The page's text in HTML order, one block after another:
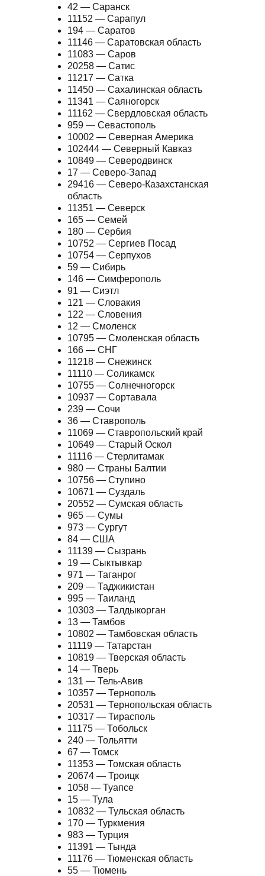
42 — Саранск
11152 — Сарапул
194 — Саратов
11146 — Саратовская область
11083 — Саров
20258 — Сатис
11217 — Сатка
11450 — Сахалинская область
11341 — Саяногорск
11162 — Свердловская область
959 — Севастополь
10002 — Северная Америка
102444 — Северный Кавказ
10849 — Северодвинск
17 — Северо-Запад
29416 — Северо-Казахстанская
область
11351 — Северск
165 — Семей
180 — Сербия
10752 — Сергиев Посад
10754 — Серпухов
59 — Сибирь
146 — Симферополь
91 — Сиэтл
121 — Словакия
122 — Словения
12 — Смоленск
10795 — Смоленская область
166 — СНГ
11218 — Снежинск
11110 — Соликамск
10755 — Солнечногорск
10937 — Сортавала
239 — Сочи
36 — Ставрополь
11069 — Ставропольский край
10649 — Старый Оскол
11116 — Стерлитамак
980 — Страны Балтии
10756 — Ступино
10671 — Суздаль
20552 — Сумская область
965 — Сумы
973 — Сургут
84 — США
11139 — Сызрань
19 — Сыктывкар
971 — Таганрог
209 — Таджикистан
995 — Таиланд
10303 — Талдыкорган
13 — Тамбов
10802 — Тамбовская область
11119 — Татарстан
10819 — Тверская область
14 — Тверь
131 — Тель-Авив
10357 — Тернополь
20531 — Тернопольская область
10317 — Тирасполь
11175 — Тобольск
240 — Тольятти
67 — Томск
11353 — Томская область
20674 — Троицк
1058 — Туапсе
15 — Тула
10832 — Тульская область
170 — Туркмения
983 — Турция
11391 — Тында
11176 — Тюменская область
55 — Тюмень